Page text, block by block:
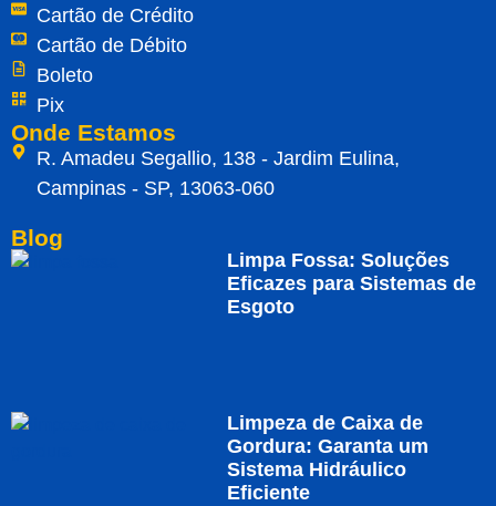
Cartão de Crédito
Cartão de Débito
Boleto
Pix
Onde Estamos
R. Amadeu Segallio, 138 - Jardim Eulina,
Campinas - SP, 13063-060
Blog
Limpa Fossa: Soluções
Eficazes para Sistemas de
Esgoto
Limpeza de Caixa de
Gordura: Garanta um
Sistema Hidráulico
Eficiente